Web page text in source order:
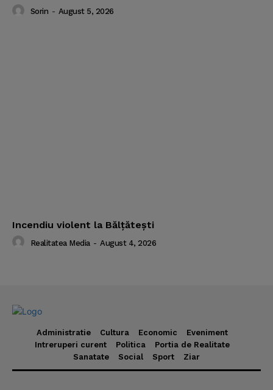
Sorin - August 5, 2026
Incendiu violent la Bălţăteşti
Realitatea Media - August 4, 2026
Administratie Cultura Economic
Eveniment
Intreruperi curent
Politica
Portia de Realitate
Sanatate
Social Sport Ziar